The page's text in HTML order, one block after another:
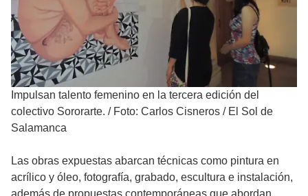
Impulsan talento femenino en la tercera edición del
colectivo Sororarte. / Foto: Carlos Cisneros / El Sol de
Salamanca
Las obras expuestas abarcan técnicas como pintura en
acrílico y óleo, fotografía, grabado, escultura e instalación,
además de propuestas contemporáneas que abordan